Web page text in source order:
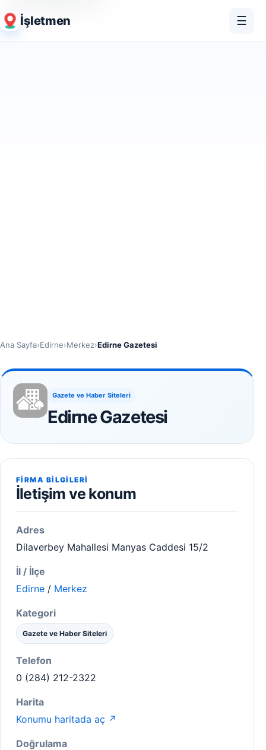
İşletmen ☰
Ana Sayfa›Edirne›Merkez›Edirne Gazetesi
Gazete ve Haber Siteleri
Edirne Gazetesi
FIRMA BILGILERI
İletişim ve konum
Adres
Dilaverbey Mahallesi Manyas Caddesi 15/2
İl / İlçe
Edirne / Merkez
Kategori
Gazete ve Haber Siteleri
Telefon
0 (284) 212-2322
Harita
Konumu haritada aç ↗
Doğrulama